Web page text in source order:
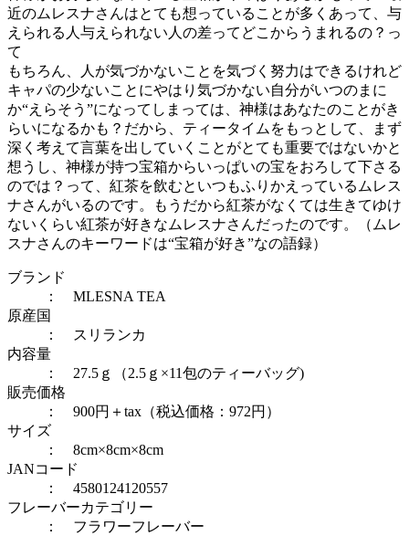
近のムレスナさんはとても想っていることが多くあって、与
えられる人与えられない人の差ってどこからうまれるの？っ
て
もちろん、人が気づかないことを気づく努力はできるけれど
キャパの少ないことにやはり気づかない自分がいつのまに
か“えらそう”になってしまっては、神様はあなたのことがき
らいになるかも？だから、ティータイムをもっとして、まず
深く考えて言葉を出していくことがとても重要ではないかと
想うし、神様が持つ宝箱からいっぱいの宝をおろして下さる
のでは？って、紅茶を飲むといつもふりかえっているムレス
ナさんがいるのです。もうだから紅茶がなくては生きてゆけ
ないくらい紅茶が好きなムレスナさんだったのです。（ムレ
スナさんのキーワードは“宝箱が好き”なの語録）
ブランド
： MLESNA TEA
原産国
： スリランカ
内容量
： 27.5ｇ（2.5ｇ×11包のティーバッグ)
販売価格
： 900円＋tax（税込価格：972円）
サイズ
： 8cm×8cm×8cm
JANコード
： 4580124120557
フレーバーカテゴリー
： フラワーフレーバー